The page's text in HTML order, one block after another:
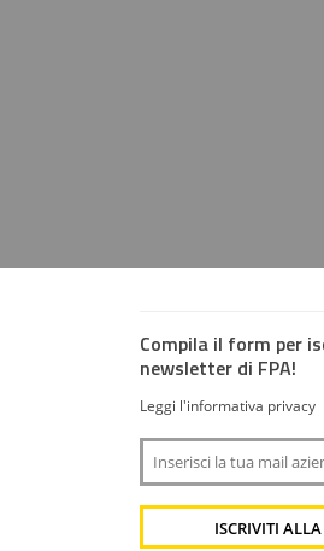
Compila il form per
newsletter di FPA!
Leggi l'informativa privacy